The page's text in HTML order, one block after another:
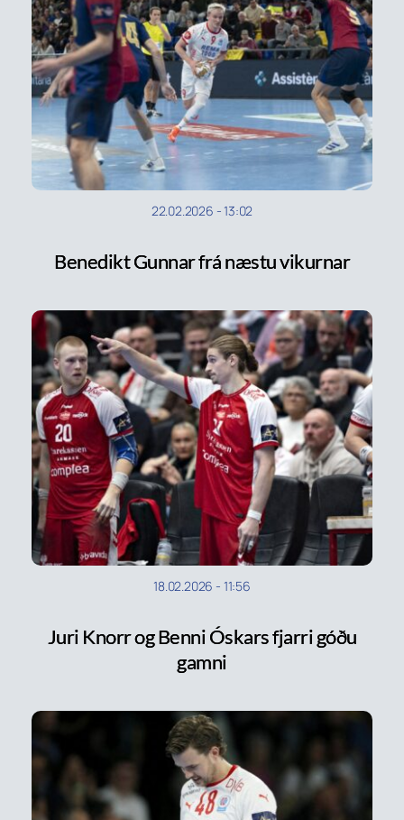
22.02.2026 -13:02
Benedikt Gunnar frá næstu vikurnar
18.02.2026 - 11:56
Juri Knorr og Benni Óskars fjarri góðu
gamni